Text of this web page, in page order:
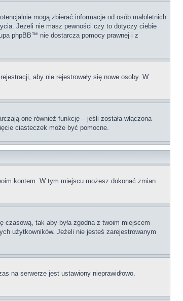
mogą zbierać informacje od osób małoletnich
Jeżeli nie masz pewności czy to dotyczy ciebie
phpBB™ nie dostarcza pomocy prawnej i z
aby nie rejestrowały się nowe osoby. W
one również funkcję – jeśli została włączona
ciasteczek może być pomocne.
kontem. W tym miejscu możesz dokonać zmian
tak aby była zgodna z twoim miejscem
użytkowników. Jeżeli nie jesteś zarejestrowanym
na serwerze jest ustawiony nieprawidłowo.